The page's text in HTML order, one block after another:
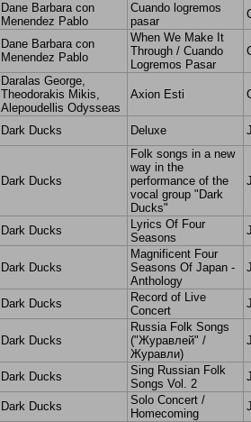
Dane Barbara con
Menendez Pablo
Cuando logremos
pasar
Dane Barbara con
Menendez Pablo
When We Make It
Through / Cuando
Logremos Pasar
Daralas George,
Theodorakis Mikis,
Alepoudellis Odysseas
Axion Esti
Dark Ducks Deluxe
Dark Ducks
Folk songs in a new
way in the
performance of the
vocal group "Dark
Ducks"
Dark Ducks
Lyrics Of Four
Seasons
Dark Ducks
Magnificent Four
Seasons Of Japan -
Anthology
Dark Ducks
Record of Live
Concert
Dark Ducks
Russia Folk Songs
("Журавлей" /
Журавли)
Dark Ducks
Sing Russian Folk
Songs Vol. 2
Dark Ducks
Solo Concert /
Homecoming